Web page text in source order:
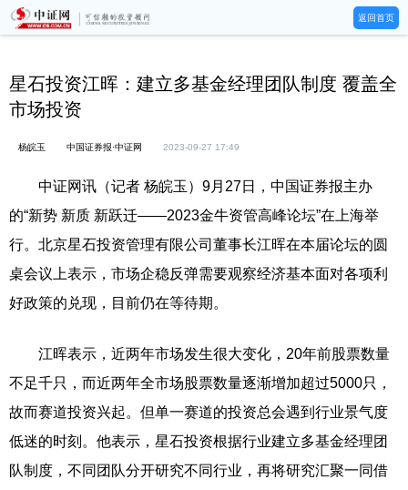
返回首页
星石投资江晖：建立多基金经理团队制度 覆盖全
市场投资
杨皖玉 中国证券报·中证网 2023-09-27 17:49
中证网讯（记者 杨皖玉）9月27日，中国证券报主办
的“新势 新质 新跃迁——2023金牛资管高峰论坛”在上海举
行。北京星石投资管理有限公司董事长江晖在本届论坛的圆
桌会议上表示，市场企稳反弹需要观察经济基本面对各项利
好政策的兑现，目前仍在等待期。
江晖表示，近两年市场发生很大变化，20年前股票数量
不足千只，而近两年全市场股票数量逐渐增加超过5000只，
故而赛道投资兴起。但单一赛道的投资总会遇到行业景气度
低迷的时刻。他表示，星石投资根据行业建立多基金经理团
队制度，不同团队分开研究不同行业，再将研究汇聚一同借